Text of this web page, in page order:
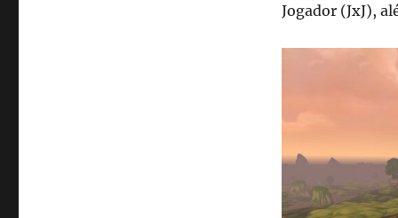
Jogador (JxJ),